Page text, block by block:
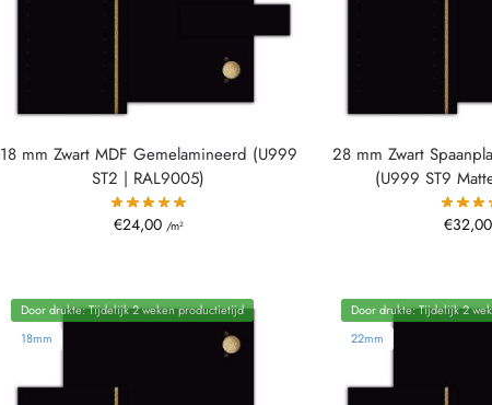
18 mm Zwart MDF Gemelamineerd (U999
ST2 | RAL9005)
€24,00 /m²
28 mm Zwart
(U999 ST9
€32,00
Door drukte: Tijdelijk 2 weken productietijd
18mm
Door drukte: Tijdelijk 2
22mm